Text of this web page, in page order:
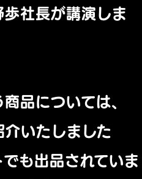
社長が講演しま
商品については、
いたしました
も出品されていま